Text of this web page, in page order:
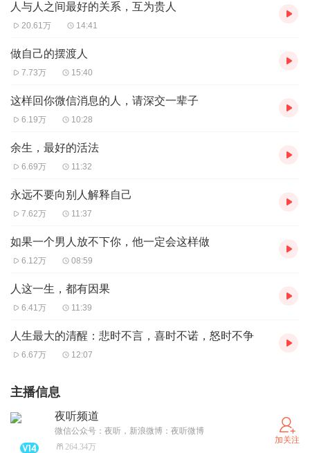
人与人之间最好的关系，互为贵人
20.61万 14:41
做自己的摆渡人
7.73万 15:40
这样回你微信消息的人，请深交一辈子
6.19万 10:28
余生，最好的活法
6.69万 11:32
永远不要向别人解释自己
7.62万 11:37
如果一个男人放不下你，他一定会这样做
6.12万 08:59
人这一生，都有因果
6.41万 11:39
人生最大的清醒：悲时不言，喜时不诺，怒时不争
6.67万 12:07
主播信息
夜听频道
微信公众号：夜听，新浪微博：夜听微博
264.34万
加关注